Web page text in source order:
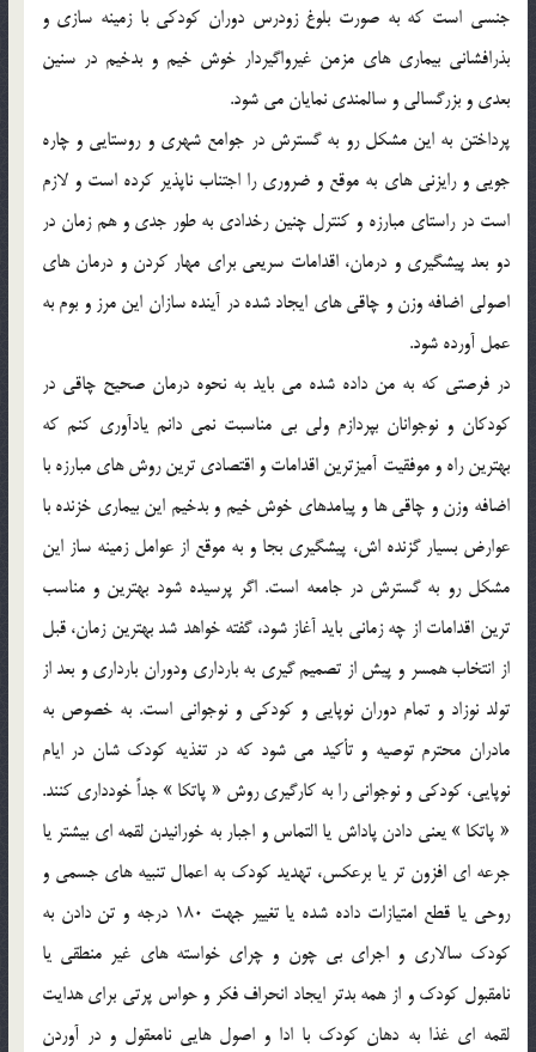
جنسي است که به صورت بلوغ زودرس دوران کودکي با زمينه سازي و
بذرافشاني بيماري هاي مزمن غيرواگيردار خوش خيم و بدخيم در سنين
بعدي و بزرگسالي و سالمندي نمايان مي شود.
پرداختن به اين مشکل رو به گسترش در جوامع شهري و روستايي و چاره
جويي و رايزني هاي به موقع و ضروري را اجتناب ناپذير کرده است و لازم
است در راستاي مبارزه و کنترل چنين رخدادي به طور جدي و هم زمان در
دو بعد پيشگيري و درمان، اقدامات سريعي براي مهار کردن و درمان هاي
اصولي اضافه وزن و چاقي هاي ايجاد شده در آينده سازان اين مرز و بوم به
عمل آورده شود.
در فرصتي که به من داده شده مي بايد به نحوه درمان صحيح چاقي در
کودکان و نوجوانان بپردازم ولي بي مناسبت نمي دانم يادآوري کنم که
بهترين راه و موفقيت آميزترين اقدامات و اقتصادي ترين روش هاي مبارزه با
اضافه وزن و چاقي ها و پيامدهاي خوش خيم و بدخيم اين بيماري خزنده با
عوارض بسيار گزنده اش، پيشگيري بجا و به موقع از عوامل زمينه ساز اين
مشکل رو به گسترش در جامعه است. اگر پرسيده شود بهترين و مناسب
ترين اقدامات از چه زماني بايد آغاز شود، گفته خواهد شد بهترين زمان، قبل
از انتخاب همسر و پيش از تصميم گيري به بارداري ودوران بارداري و بعد از
تولد نوزاد و تمام دوران نوپايي و کودکي و نوجواني است. به خصوص به
مادران محترم توصيه و تأکيد مي شود که در تغذيه کودک شان در ايام
نوپايي، کودکي و نوجواني را به کارگيري روش « پاتکا » جداً خودداري کنند.
« پاتکا » يعني دادن پاداش يا التماس و اجبار به خورانيدن لقمه اي بيشتر يا
جرعه اي افزون تر يا برعکس، تهديد کودک به اعمال تنبيه هاي جسمي و
روحي يا قطع امتيازات داده شده يا تغيير جهت 180 درجه و تن دادن به
کودک سالاري و اجراي بي چون و چراي خواسته هاي غير منطقي يا
نامقبول کودک و از همه بدتر ايجاد انحراف فکر و حواس پرتي براي هدايت
لقمه اي غذا به دهان کودک با ادا و اصول هايي نامعقول و در آوردن